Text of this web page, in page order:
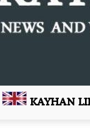
KAYHAN